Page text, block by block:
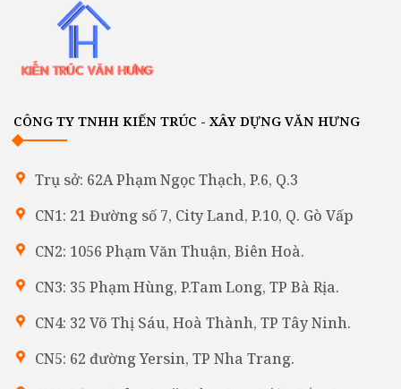
CÔNG TY TNHH KIẾN TRÚC - XÂY DỰNG VĂN HƯNG
Trụ sở: 62A Phạm Ngọc Thạch, P.6, Q.3
CN1: 21 Đường số 7, City Land, P.10, Q. Gò Vấp
CN2: 1056 Phạm Văn Thuận, Biên Hoà.
CN3: 35 Phạm Hùng, P.Tam Long, TP Bà Rịa.
CN4: 32 Võ Thị Sáu, Hoà Thành, TP Tây Ninh.
CN5: 62 đường Yersin, TP Nha Trang.